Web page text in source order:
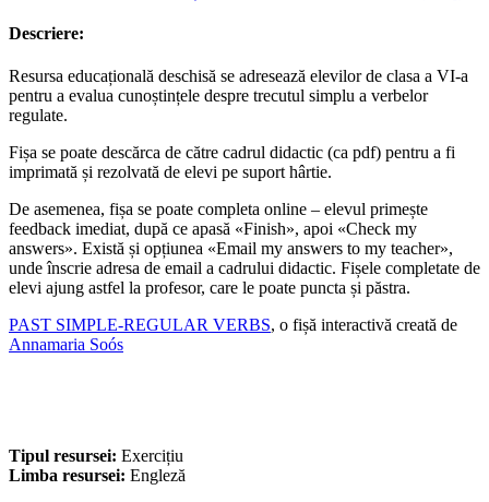
Descriere:
Resursa educațională deschisă se adresează elevilor de clasa a VI-a
pentru a evalua cunoștințele despre trecutul simplu a verbelor
regulate.
Fișa se poate descărca de către cadrul didactic (ca pdf) pentru a fi
imprimată și rezolvată de elevi pe suport hârtie.
De asemenea, fișa se poate completa online – elevul primește
feedback imediat, după ce apasă «Finish», apoi «Check my
answers». Există și opțiunea «Email my answers to my teacher»,
unde înscrie adresa de email a cadrului didactic. Fișele completate de
elevi ajung astfel la profesor, care le poate puncta și păstra.
PAST SIMPLE-REGULAR VERBS, o fișă interactivă creată de
Annamaria Soós
Tipul resursei: Exercițiu
Limba resursei: Engleză